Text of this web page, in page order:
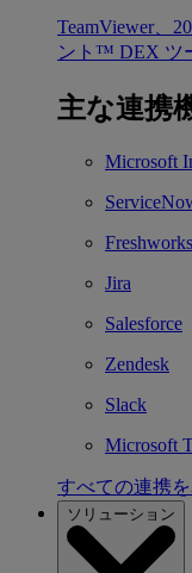
TeamViewer、
ント™ DEX ツ
主な連携
Microsoft
Freshworks
Jira
Salesforce
Zendesk
Slack
Microsoft
すべての連携
ソリューション